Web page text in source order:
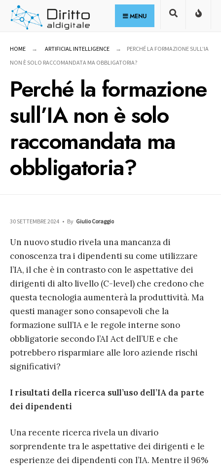
Skip
MENU
HOME ARTIFICIAL INTELLIGENCE
PERCHÉ LA FORMAZIONE SULL’IA
NON È SOLO RACCOMANDATA MA OBBLIGATORIA?
Perché la formazione
sull’IA non è solo
raccomandata ma
obbligatoria?
30 SETTEMBRE 2024 • By Giulio Coraggio
Un nuovo studio rivela una mancanza di
conoscenza tra i dipendenti su come utilizzare
l’IA, il che è in contrasto con le aspettative dei
dirigenti di alto livello (C-level) che credono che
questa tecnologia aumenterà la produttività. Ma
questi manager sono consapevoli che la
formazione sull’IA e le regole interne sono
obbligatorie secondo l’AI Act dell’UE e che
potrebbero risparmiare alle loro aziende rischi
significativi?
I risultati della ricerca sull’uso dell’IA da parte
dei dipendenti
Una recente ricerca rivela un divario
sorprendente tra le aspettative dei dirigenti e le
esperienze dei dipendenti con l’IA. Mentre il 96%